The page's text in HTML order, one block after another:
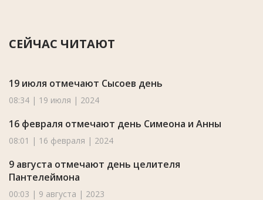
СЕЙЧАС ЧИТАЮТ
19 июля отмечают Сысоев день
08:34 | 19 июля | 2024
16 февраля отмечают день Симеона и Анны
08:01 | 16 февраля | 2024
9 августа отмечают день целителя
Пантелеймона
00:03 | 9 августа | 2023